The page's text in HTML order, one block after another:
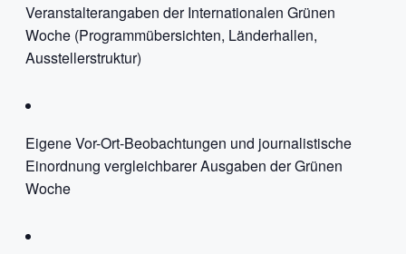
Veranstalterangaben der Internationalen Grünen
Woche (Programmübersichten, Länderhallen,
Ausstellerstruktur)
Eigene Vor-Ort-Beobachtungen und journalistische
Einordnung vergleichbarer Ausgaben der Grünen
Woche